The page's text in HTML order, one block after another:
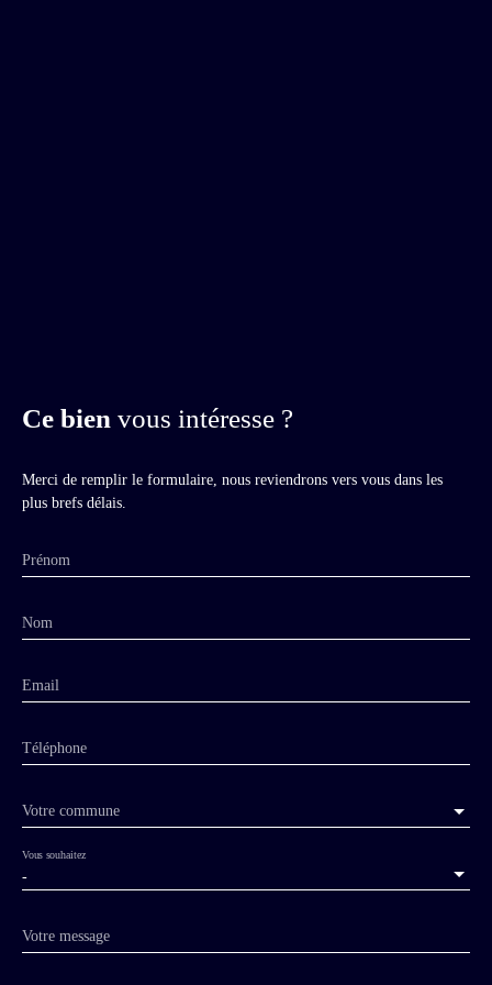
Ce bien vous intéresse ?
Merci de remplir le formulaire, nous reviendrons vers vous dans les
plus brefs délais.
Prénom
Nom
Email
Téléphone
Votre commune
-
Vous souhaitez
Votre message